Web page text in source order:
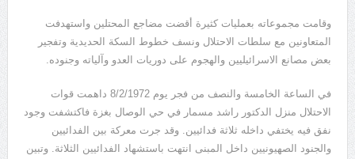
وقامت مجموعاته بعمليات كثيرة أقضت مضاجع المحتلين واستهدفت
المتعاونين مع سلطات الاحتلال ونسف خطوط السكة الحديدية وتفجير
بعض مصانع الاسرائيليين والهجوم على دوريات العدو وآلياته وجنوده.
في الساعة الخامسة والنصف من فجر يوم 8/2/1972 داهمت قوات
الاحتلال منزل الدكتور راشد مسمار في حي الوصال بغزة فاكتشفت وجود
نفق فيه يختفي داخله ثلاثة فدائيين. وقد جرت معركة بين الفدائيين
والجنود الصهيونيين داخل المبنى انتهت باستشهاد الفدائيين الثلاثة. وتبين